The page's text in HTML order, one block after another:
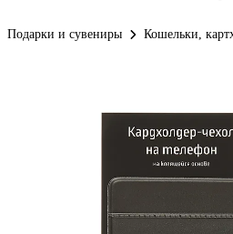
Подарки и сувениры Кошельки,